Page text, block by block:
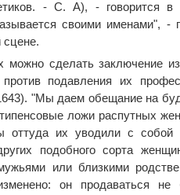
- С. А), - говорится
своими именами", -
сцене.
можно сделать заключение
подавления их
"Мы даем обещание на
ложи распутных
оттуда их уводили с собой
подобного сорта
или близкими
он продаваться не